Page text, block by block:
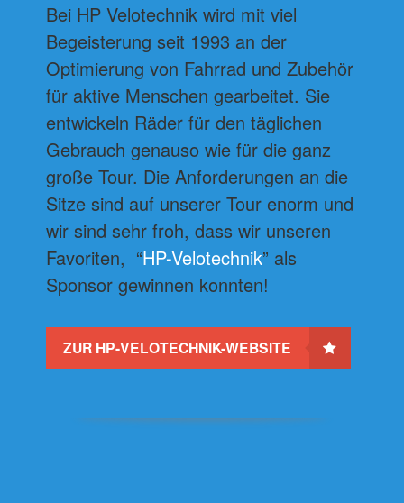
Bei HP Velotechnik wird mit viel
Begeisterung seit 1993 an der
Optimierung von Fahrrad und Zubehör
für aktive Menschen gearbeitet. Sie
entwickeln Räder für den täglichen
Gebrauch genauso wie für die ganz
große Tour. Die Anforderungen an die
Sitze sind auf unserer Tour enorm und
wir sind sehr froh, dass wir unseren
Favoriten, “HP-Velotechnik” als
Sponsor gewinnen konnten!
ZUR HP-VELOTECHNIK-WEBSITE